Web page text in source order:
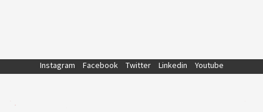
Instagram Facebook Twitter Linkedin Youtube